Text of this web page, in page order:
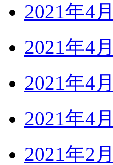
2021年4
2021年4
2021年4
2021年4
2021年2